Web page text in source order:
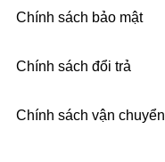
Chính sách bảo mật
Chính sách đổi trả
Chính sách vận chuyển